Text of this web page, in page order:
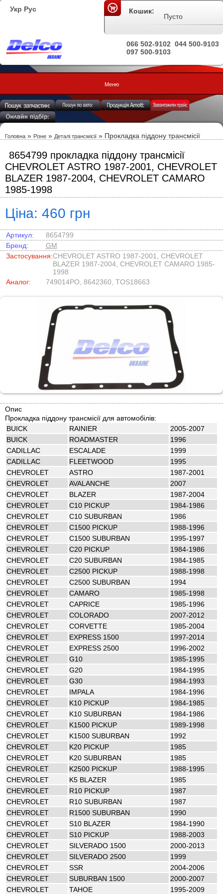
Укр Рус
044 500-9103
066 502-9102
097 500-9103
Кошик:
Пусто
Меню
Головна » Різне » Деталі трансмісії » Прокладка піддону трансмісії
8654799 прокладка піддону трансмісії
CHEVROLET ASTRO 1987-2001, CHEVROLET
BLAZER 1987-2004, CHEVROLET CAMARO
1985-1998
Ціна: 460 грн
Артикул:
8654799
Бренд:
GM
Застосування:CHEVROLET ASTRO 1987-2001, CHEVROLET
BLAZER 1987-2004, CHEVROLET CAMARO 1985-
1998
Аналог:
749014PO, 8642360, TOS18663
Опис
Прокладка піддону трансмісії для автомобілів:
BUICK
RAINIER
2005-2007
BUICK
ROADMASTER
1996
CADILLAC
ESCALADE
1999
CADILLAC
FLEETWOOD
1995
CHEVROLET
ASTRO
1987-2001
CHEVROLET
AVALANCHE
2007
CHEVROLET
BLAZER
1987-2004
CHEVROLET
C10 PICKUP
1984-1986
CHEVROLET
C10 SUBURBAN
1986
CHEVROLET
C1500 PICKUP
1988-1996
CHEVROLET
C1500 SUBURBAN
1995-1997
CHEVROLET
C20 PICKUP
1984-1986
CHEVROLET
C20 SUBURBAN
1984-1985
CHEVROLET
C2500 PICKUP
1988-1998
CHEVROLET
C2500 SUBURBAN
1994
CHEVROLET
CAMARO
1985-1998
CHEVROLET
CAPRICE
1985-1996
CHEVROLET
COLORADO
2007-2012
CHEVROLET
CORVETTE
1985-2004
CHEVROLET
EXPRESS 1500
1997-2014
CHEVROLET
EXPRESS 2500
1996-2002
CHEVROLET
G10
1985-1995
CHEVROLET
G20
1984-1995
CHEVROLET
G30
1984-1993
CHEVROLET
IMPALA
1984-1996
CHEVROLET
K10 PICKUP
1984-1985
CHEVROLET
K10 SUBURBAN
1984-1986
CHEVROLET
K1500 PICKUP
1989-1998
CHEVROLET
K1500 SUBURBAN
1992
CHEVROLET
K20 PICKUP
1985
CHEVROLET
K20 SUBURBAN
1985
CHEVROLET
K2500 PICKUP
1988-1995
CHEVROLET
K5 BLAZER
1985
CHEVROLET
R10 PICKUP
1987
CHEVROLET
R10 SUBURBAN
1987
CHEVROLET
R1500 SUBURBAN
1990
CHEVROLET
S10 BLAZER
1984-1990
CHEVROLET
S10 PICKUP
1988-2003
CHEVROLET
SILVERADO 1500
2000-2013
CHEVROLET
SILVERADO 2500
1999
CHEVROLET
SSR
2004-2006
CHEVROLET
SUBURBAN 1500
2000-2007
CHEVROLET
TAHOE 1995-2009